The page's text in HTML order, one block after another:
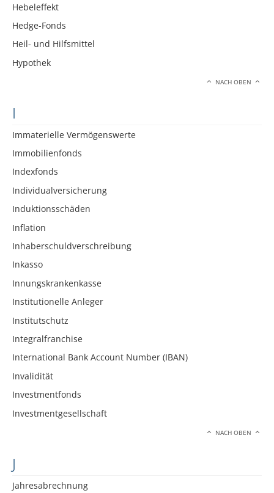
Hebeleffekt
Hedge-Fonds
Heil- und Hilfsmittel
Hypothek
NACH OBEN
I
Immaterielle Vermögenswerte
Immobilienfonds
Indexfonds
Individualversicherung
Induktionsschäden
Inflation
Inhaberschuldverschreibung
Inkasso
Innungskrankenkasse
Institutionelle Anleger
Institutschutz
Integralfranchise
International Bank Account Number (IBAN)
Invalidität
Investmentfonds
Investmentgesellschaft
NACH OBEN
J
Jahresabrechnung